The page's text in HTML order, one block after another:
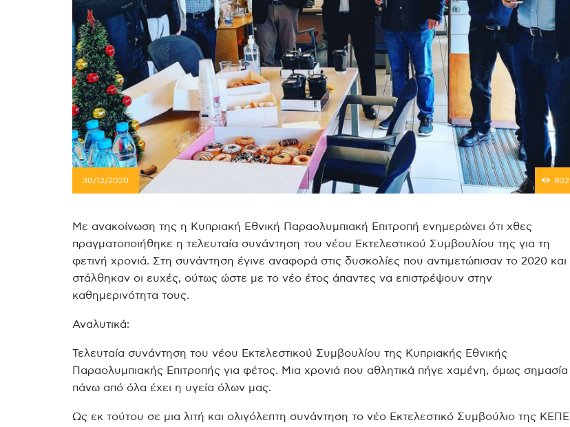
30/12/2020 802
Με ανακοίνωση της η Κυπριακή Εθνική Παραολυμπιακή Επιτροπή ενημερώνει ότι χθες
πραγματοποιήθηκε η τελευταία συνάντηση του νέου Εκτελεστικού Συμβουλίου της για τη
φετινή χρονιά. Στη συνάντηση έγινε αναφορά στις δυσκολίες που αντιμετώπισαν το 2020 και
στάλθηκαν οι ευχές, ούτως ώστε με το νέο έτος άπαντες να επιστρέψουν στην
καθημερινότητα τους.
Αναλυτικά:
Τελευταία συνάντηση του νέου Εκτελεστικού Συμβουλίου της Κυπριακής Εθνικής
Παραολυμπιακής Επιτροπής για φέτος. Μια χρονιά που αθλητικά πήγε χαμένη, όμως σημασία
πάνω από όλα έχει η υγεία όλων μας.
Ως εκ τούτου σε μια λιτή και ολιγόλεπτη συνάντηση το νέο Εκτελεστικό Συμβούλιο της ΚΕΠΕ